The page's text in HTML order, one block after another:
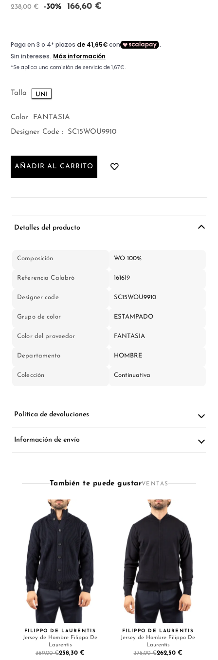
238,00 € -30% 166,60 €
Talla UNI
Color
FANTASIA
Designer Code :
SC15WOU9910
AÑADIR AL CARRITO
Detalles del producto
Composición WO 100%
Referencia Calabrò 161619
Designer code SC15WOU9910
Grupo de color ESTAMPADO
Color del proveedor FANTASIA
Departamento HOMBRE
Colección Continuativa
Política de devoluciones
Información de envío
También te puede gustarVENTAS
FILIPPO DE LAURENTIS
Jersey de Hombre Filippo De
Laurentis
369,00 €258,30 €
FILIPPO DE LAURENTIS
Jersey de Hombre Filippo De
Laurentis
375,00 €262,50 €